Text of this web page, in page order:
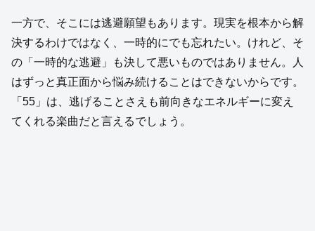
一方で、そこには逃避願望もあります。現実を根本から解
決するわけではなく、一時的にでも忘れたい。けれど、そ
の「一時的な逃避」も決して悪いものではありません。人
はずっと真正面から悩み続けることはできないからです。
「55」は、逃げることさえも前向きなエネルギーに変え
てくれる楽曲だと言えるでしょう。